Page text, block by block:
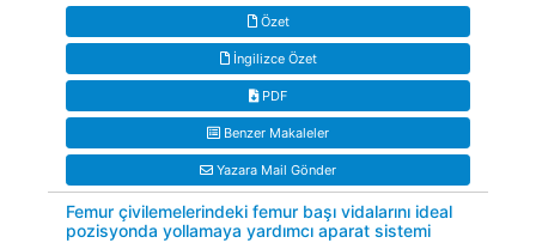
Özet
İngilizce Özet
PDF
Benzer Makaleler
Yazara Mail Gönder
Femur çivilemelerindeki femur başı vidalarını ideal
pozisyonda yollamaya yardımcı aparat sistemi